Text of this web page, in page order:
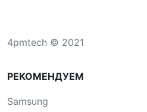
4pmtech © 2021
РЕКОМЕНДУЕМ
Samsung